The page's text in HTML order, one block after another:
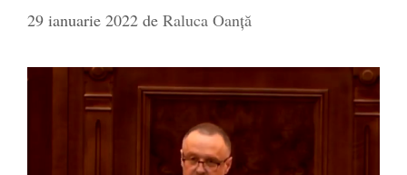
29 ianuarie 2022 de Raluca Oanță